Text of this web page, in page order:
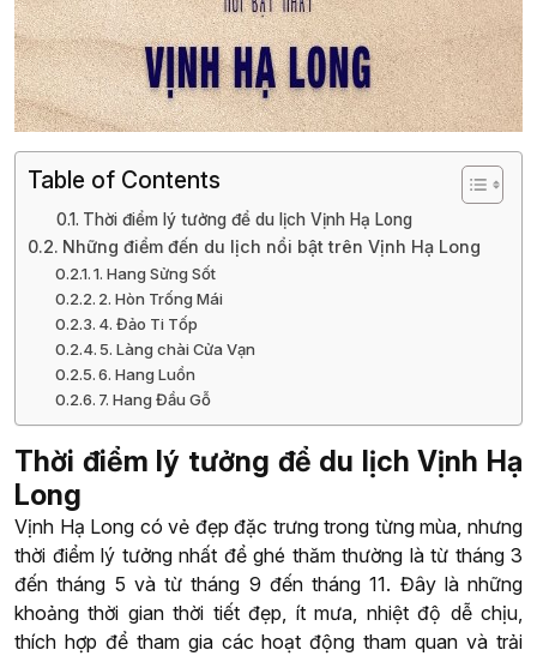
Table of Contents
Thời điểm lý tưởng để du lịch Vịnh Hạ Long
Những điểm đến du lịch nổi bật trên Vịnh Hạ Long
1. Hang Sửng Sốt
2. Hòn Trống Mái
4. Đảo Ti Tốp
5. Làng chài Cửa Vạn
6. Hang Luồn
7. Hang Đầu Gỗ
Thời điểm lý tưởng để du lịch Vịnh Hạ
Long
Vịnh Hạ Long có vẻ đẹp đặc trưng trong từng mùa, nhưng
thời điểm lý tưởng nhất để ghé thăm thường là từ tháng 3
đến tháng 5 và từ tháng 9 đến tháng 11. Đây là những
khoảng thời gian thời tiết đẹp, ít mưa, nhiệt độ dễ chịu,
thích hợp để tham gia các hoạt động tham quan và trải